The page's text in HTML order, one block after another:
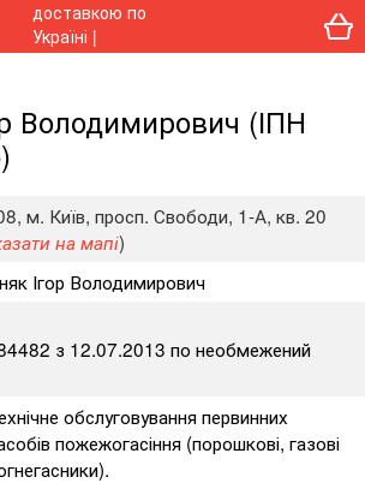
Володимирович (ІПН
м. Київ, просп. Свободи, 1-А, кв. 20
на мапі)
Ігор Володимирович
з 12.07.2013 по необмежений
обслуговування первинних
пожежогасіння (порошкові, газові